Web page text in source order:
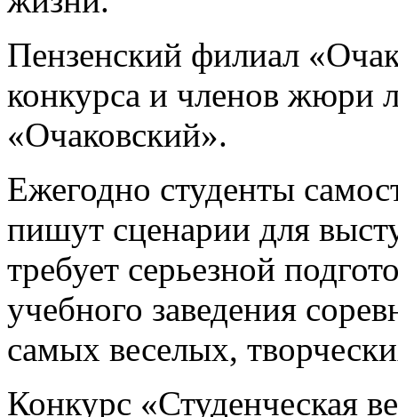
Пензенский филиал
конкурса и членов жюри
«Очаковский».
Ежегодно студенты
пишут сценарии для
требует серьезной
учебного заведения
самых веселых,
Конкурс «Студенческая